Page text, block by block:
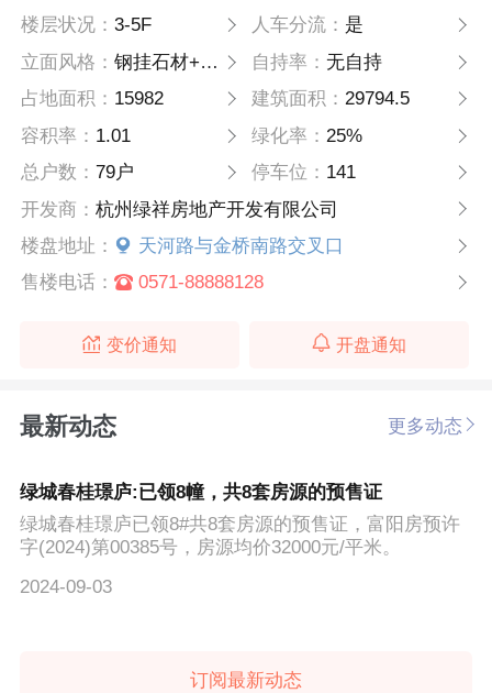
楼层状况：3-5F 人车分流： 是
立面风格：钢挂石材+真石漆 自持率： 无自持
占地面积： 15982 建筑面积： 29794.5
容积率： 1.01 绿化率： 25%
总户数：79户 停车位： 141
开发商：杭州绿祥房地产开发有限公司
楼盘地址：
天河路与金桥南路交叉口
售楼电话：
0571-88888128
变价通知 开盘通知
最新动态 更多动态
绿城春桂璟庐:已领8幢，共8套房源的预售证
绿城春桂璟庐已领8#共8套房源的预售证，富阳房预许
字(2024)第00385号，房源均价32000元/平米。
2024-09-03
订阅最新动态